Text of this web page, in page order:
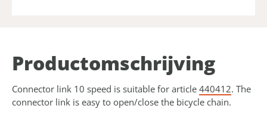
Product­omschrijving
Connector link 10 speed is suitable for article 440412. The
connector link is easy to open/close the bicycle chain.